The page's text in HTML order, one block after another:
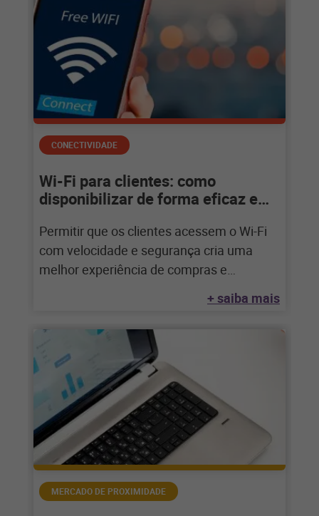
CONECTIVIDADE
Wi-Fi para clientes: como
disponibilizar de forma eficaz e
Permitir que os clientes acessem o Wi-Fi
com velocidade e segurança cria uma
melhor experiência de compras e
+ saiba mais
MERCADO DE PROXIMIDADE